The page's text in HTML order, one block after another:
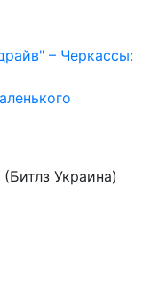
– Черкассы:
Украина)